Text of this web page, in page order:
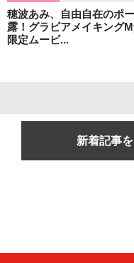
穂波あみ、自由自在のポ
露！グラビアメイキング
限定ムービ...
新着記事